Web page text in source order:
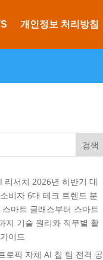
개인정보 처리방침
검색
리서치 2026년 하반기 대
비자 6대 테크 트렌드 분
스마트 글래스부터 스마트
지 기술 원리와 직무별 활
이드
로픽 자체 AI 칩 팀 전격 공